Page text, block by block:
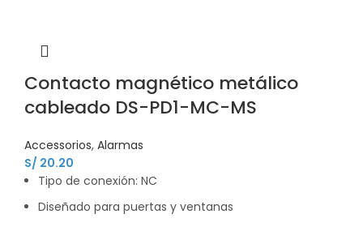
Contacto magnético metálico
cableado DS-PD1-MC-MS
Accessorios, Alarmas
S/ 20.20
Tipo de conexión: NC
Diseñado para puertas y ventanas